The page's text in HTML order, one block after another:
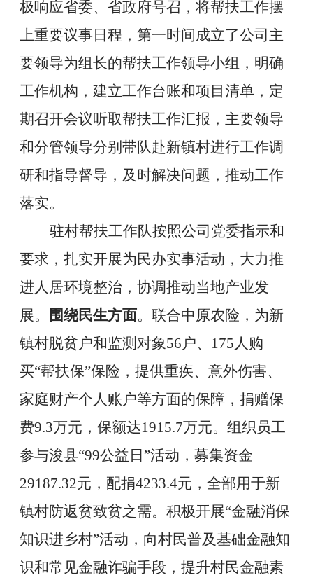
极响应省委、省政府号召，将帮扶工作摆
上重要议事日程，第一时间成立了公司主
要领导为组长的帮扶工作领导小组，明确
工作机构，建立工作台账和项目清单，定
期召开会议听取帮扶工作汇报，主要领导
和分管领导分别带队赴新镇村进行工作调
研和指导督导，及时解决问题，推动工作
落实。
驻村帮扶工作队按照公司党委指示和
要求，扎实开展为民办实事活动，大力推
进人居环境整治，协调推动当地产业发
展。
围绕民生方面。联合中原农险，为新
镇村脱贫户和监测对象56户、 175人购
买“帮扶保”保险，提供重疾、意外伤害、
家庭财产个人账户等方面的保障，捐赠保
费9.3万元，保额达1915.7万元。组织员工
参与浚县“99公益日”活动，募集资金
29187.32元，配捐4233.4元，全部用于新
镇村防返贫致贫之需。积极开展“金融消保
知识进乡村”活动，向村民普及基础金融知
识和常见金融诈骗手段，提升村民金融素